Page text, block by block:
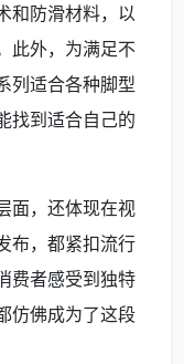
和防滑材料，以
此外，为满足不
列适合各种脚型
找到适合自己的
面，还体现在视
布，都紧扣流行
费者感受到独特
仿佛成为了这段